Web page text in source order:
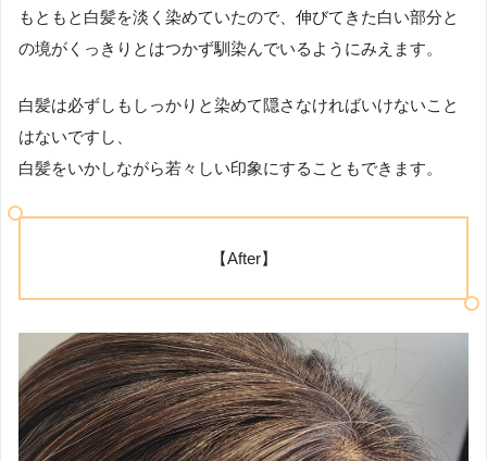
もともと白髪を淡く染めていたので、伸びてきた白い部分と
の境がくっきりとはつかず馴染んでいるようにみえます。
白髪は必ずしもしっかりと染めて隠さなければいけないこと
はないですし、
白髪をいかしながら若々しい印象にすることもできます。
【After】